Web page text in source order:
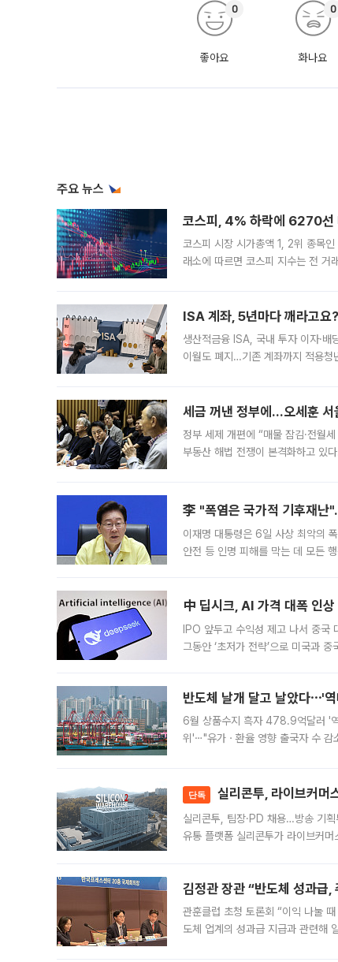
좋아요
0
화나요
0
주요 뉴스
코스피, 4% 하락에 6270선
코스피 시장 시가총액 1, 2위 종목
래소에 따르면 코스피 지수는 전
ISA 계좌, 5년마다 깨라고요
생산적금융 ISA, 국내 투자 이자·
이월도 폐지…기존 계좌까지 적용
세금 꺼낸 정부에…오세훈
정부 세제 개편에 “매물 잠김·전월
부동산 해법 전쟁이 본격화하고 있
李 "폭염은 국가적 기후재난
이재명 대통령은 6일 사상 최악의
안전 등 인명 피해를 막는 데 모든
中 딥시크, AI 가격 대폭 인
IPO 앞두고 수익성 제고 나서 중국
그동안 ‘초저가 전략’으로 미국과
반도체 날개 달고 날았다⋯'
6월 상품수지 흑자 478.9억달러 '
위'⋯"유가ㆍ환율 영향 출국자 수 감
단독 실리콘투, 라이브커머
실리콘투, 팀장·PD 채용…방송 기
유통 플랫폼 실리콘투가 라이브커
김정관 장관 “반도체 성과급
관훈클럽 초청 토론회 “이익 나눌
도체 업계의 성과급 지급과 관련해